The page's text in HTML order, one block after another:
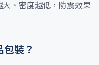
、密度越低，防震效果
裝？